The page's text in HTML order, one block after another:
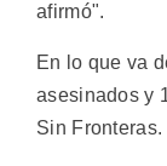
afirmó".
En lo que va
asesinados y
Sin Fronteras.